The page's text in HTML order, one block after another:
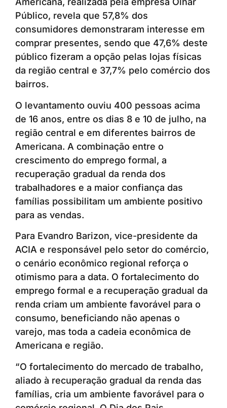
Público, revela que 57,8% dos
consumidores demonstraram interesse em
comprar presentes, sendo que 47,6% deste
público fizeram a opção pelas lojas físicas
da região central e 37,7% pelo comércio dos
bairros.
O levantamento ouviu 400 pessoas acima
de 16 anos, entre os dias 8 e 10 de julho, na
região central e em diferentes bairros de
Americana. A combinação entre o
crescimento do emprego formal, a
recuperação gradual da renda dos
trabalhadores e a maior confiança das
famílias possibilitam um ambiente positivo
para as vendas.
Para Evandro Barizon, vice-presidente da
ACIA e responsável pelo setor do comércio,
o cenário econômico regional reforça o
otimismo para a data. O fortalecimento do
emprego formal e a recuperação gradual da
renda criam um ambiente favorável para o
consumo, beneficiando não apenas o
varejo, mas toda a cadeia econômica de
Americana e região.
“O fortalecimento do mercado de trabalho,
aliado à recuperação gradual da renda das
famílias, cria um ambiente favorável para o